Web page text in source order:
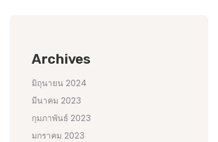
Archives
มิถุนายน 2024
มีนาคม 2023
กุมภาพันธ์ 2023
มกราคม 2023